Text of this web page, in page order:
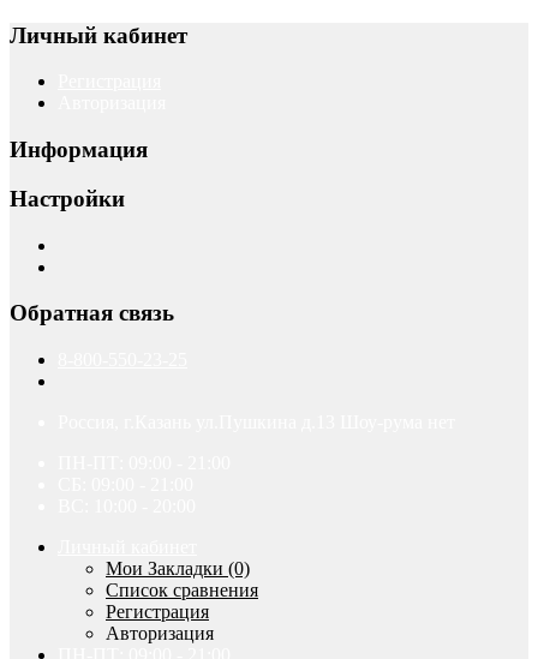
Личный кабинет
Информация
Настройки
Обратная связь
Мои Закладки (0)
Список сравнения
Регистрация
Авторизация